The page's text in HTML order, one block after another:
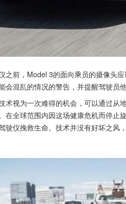
之前，Model 3的面向乘员的摄像头
混乱的情况的警告，并提醒驾驶员
术视为一次难得的机会，可以通过从
在全球范围内因这场健康危机而停止
驶仪挽救生命。技术并没有好坏之风